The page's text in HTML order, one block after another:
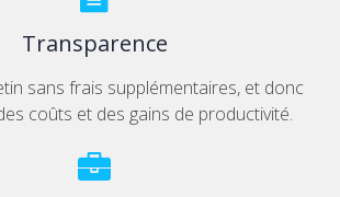
Transparence
sans frais supplémentaires, et donc
coûts et des gains de productivité.